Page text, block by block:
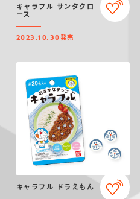
キャラフル サンタクロ
ース
2023.10.30発売
キャラフル ドラえもん